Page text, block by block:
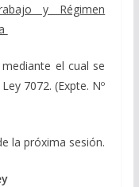
y Régimen
el cual se
7072. (Expte. Nº
la próxima sesión.